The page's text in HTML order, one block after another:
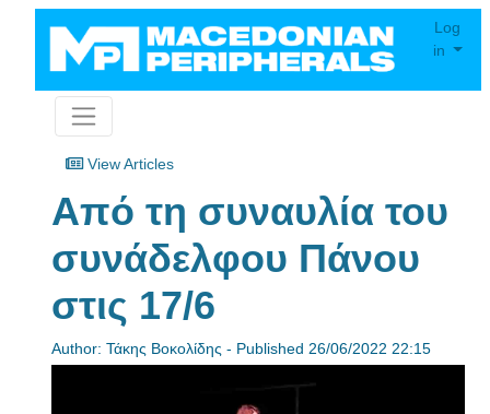
Log
in
View Articles
Από τη συναυλία του
συνάδελφου Πάνου
στις 17/6
Author: Τάκης Βοκολίδης - Published 26/06/2022 22:15